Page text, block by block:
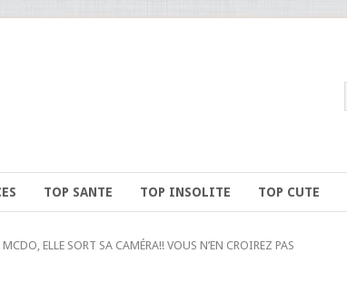
TOP SANTE TOP INSOLITE TOP CUTE
ELLE SORT SA CAMÉRA!! VOUS N’EN CROIREZ PAS